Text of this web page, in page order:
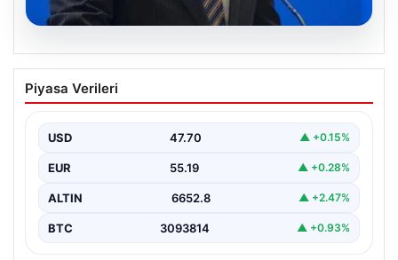
Bakan Işıkhan açıkladı! Tekstil
sektörüne yönelik işbirliği protokolü
Bakanlıktan yapılan açıklamaya göre, imza törenine
Piyasa Verileri
USD 47.70 ▲ +0.15%
EUR 55.19 ▲ +0.28%
ALTIN 6652.8 ▲ +2.47%
BTC 3093814 ▲ +0.93%